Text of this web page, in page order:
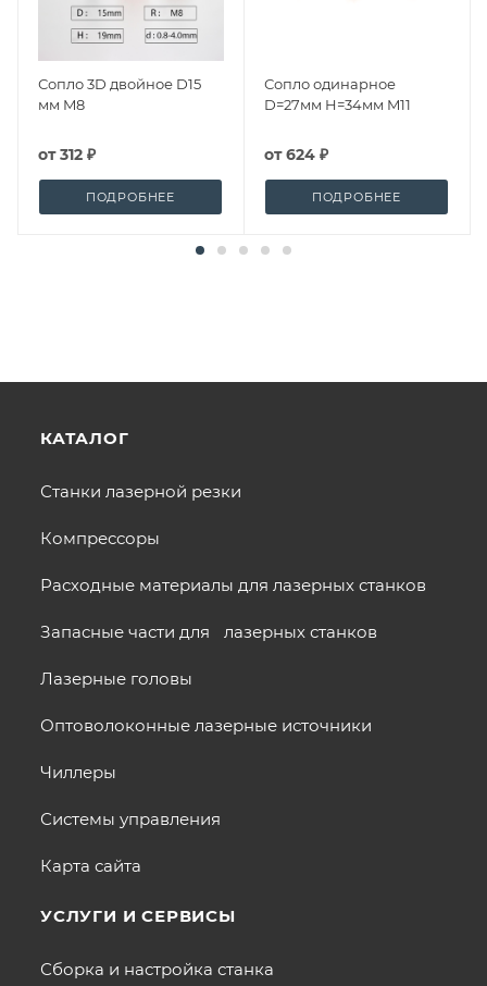
Сопло 3D двойное D15
мм M8
от312 ₽
ПОДРОБНЕЕ
Сопло одинарное
D=27мм H=34мм M11
от624 ₽
ПОДРОБНЕЕ
КАТАЛОГ
Станки лазерной резки
Компрессоры
Расходные материалы для лазерных станков
Запасные части для лазерных станков
Лазерные головы
Оптоволоконные лазерные источники
Чиллеры
Системы управления
Карта сайта
УСЛУГИ И СЕРВИСЫ
Сборка и настройка станка